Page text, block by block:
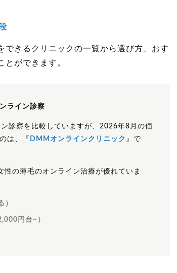
できるクリニックの一覧から選び方、おす
ができます。
ライン診察
診察を比較していますが、2026年8月の価
は、『 DMMオンラインクリニック 』で
性の薄毛のオンライン治療が優れていま
）
円台~）